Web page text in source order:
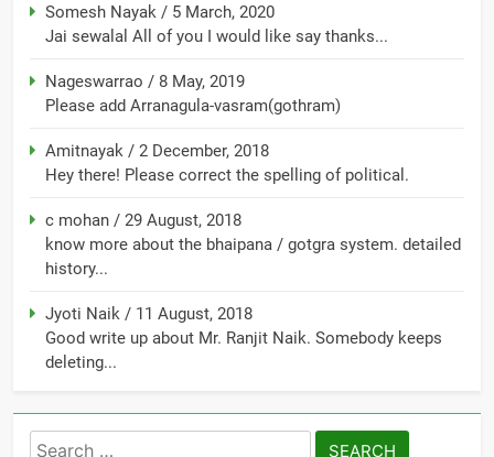
Somesh Nayak / 5 March, 2020
Jai sewalal All of you I would like say thanks...
Nageswarrao / 8 May, 2019
Please add Arranagula-vasram(gothram)
Amitnayak / 2 December, 2018
Hey there! Please correct the spelling of political.
c mohan / 29 August, 2018
know more about the bhaipana / gotgra system. detailed
history...
Jyoti Naik / 11 August, 2018
Good write up about Mr. Ranjit Naik. Somebody keeps
deleting...
Search